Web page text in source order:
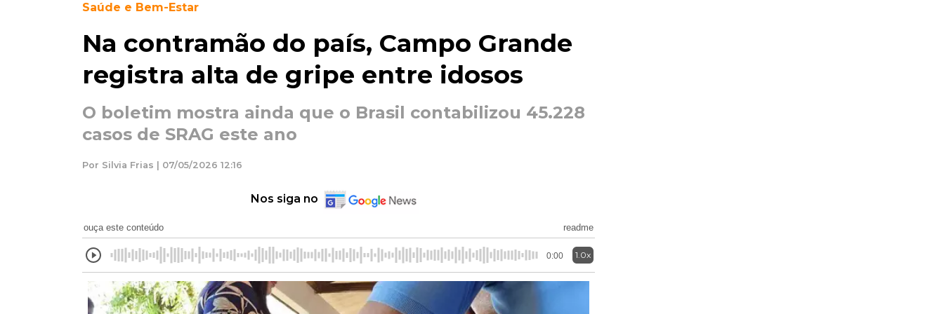
Saúde e Bem-Estar
Na contramão do país, Campo Grande
registra alta de gripe entre idosos
O boletim mostra ainda que o Brasil contabilizou 45.228
casos de SRAG este ano
Por Silvia Frias | 07/05/2026 12:16
Nos siga no
ouça este conteúdo readme
0:00 1.0x